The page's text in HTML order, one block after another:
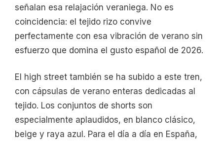
señalan esa relajación veraniega. No es
coincidencia: el tejido rizo convive
perfectamente con esa vibración de verano sin
esfuerzo que domina el gusto español de 2026.
El high street también se ha subido a este tren,
con cápsulas de verano enteras dedicadas al
tejido. Los conjuntos de shorts son
especialmente aplaudidos, en blanco clásico,
beige y raya azul. Para el día a día en España,